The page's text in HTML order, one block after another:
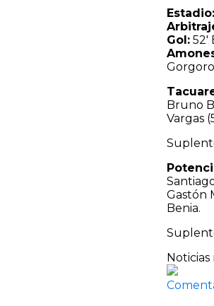
Estadio:
Gol:
Bruno
Vargas
Gastón
Benia.